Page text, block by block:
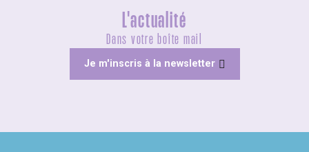
L'actualité
Dans votre boîte mail
Je m'inscris à la newsletter